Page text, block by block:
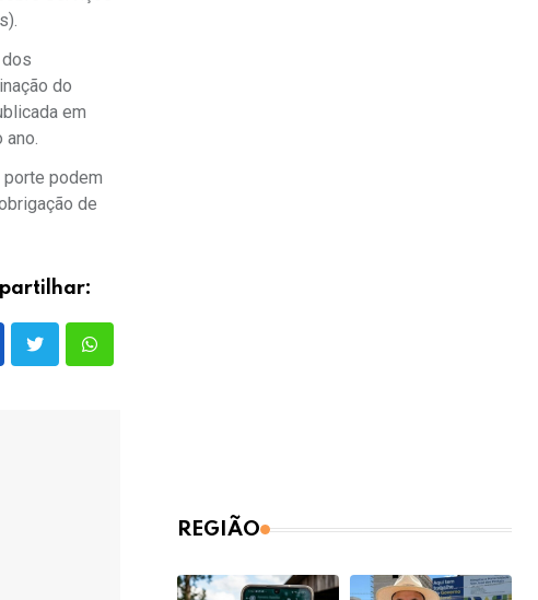
do
em
ano.
podem
de
REGIÃO